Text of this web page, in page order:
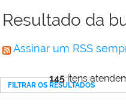
Resultado da
Assinar um RSS
145itens
FILTRAR OS RESULTADOS